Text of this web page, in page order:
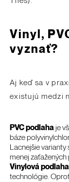
Vinyl,
vyznať?
Aj keď sa v
existujú medzi
PVC podlaha je
báze
Lacnejšie varianty
menej zaťažených
Vinylová podlaha
technológie.